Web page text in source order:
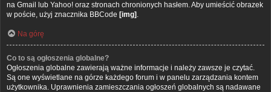
na Gmail lub Yahoo! oraz stronach chronionych hasłem. Aby umieścić obrazek
w poście, użyj znacznika BBCode [img] .
Na górę
Co to są ogłoszenia globalne?
Ogłoszenia globalne zawierają ważne informacje i należy zawsze je czytać.
Są one wyświetlane na górze każdego forum i w panelu zarządzania kontem
użytkownika. Uprawnienia zamieszczania ogłoszeń globalnych są nadawane